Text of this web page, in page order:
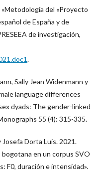
del «Proyecto
de España y de
de investigación,
.
Sally Jean Widenmann y
language differences
dyads: The gender-linked
55 (4): 315-335.
Dorta Luis. 2021.
en un corpus SVO
F0, duración e intensidad».